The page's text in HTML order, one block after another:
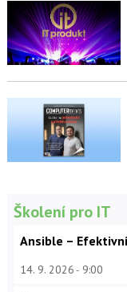
Školení pro IT
Ansible –
14. 9. 2026 9:00